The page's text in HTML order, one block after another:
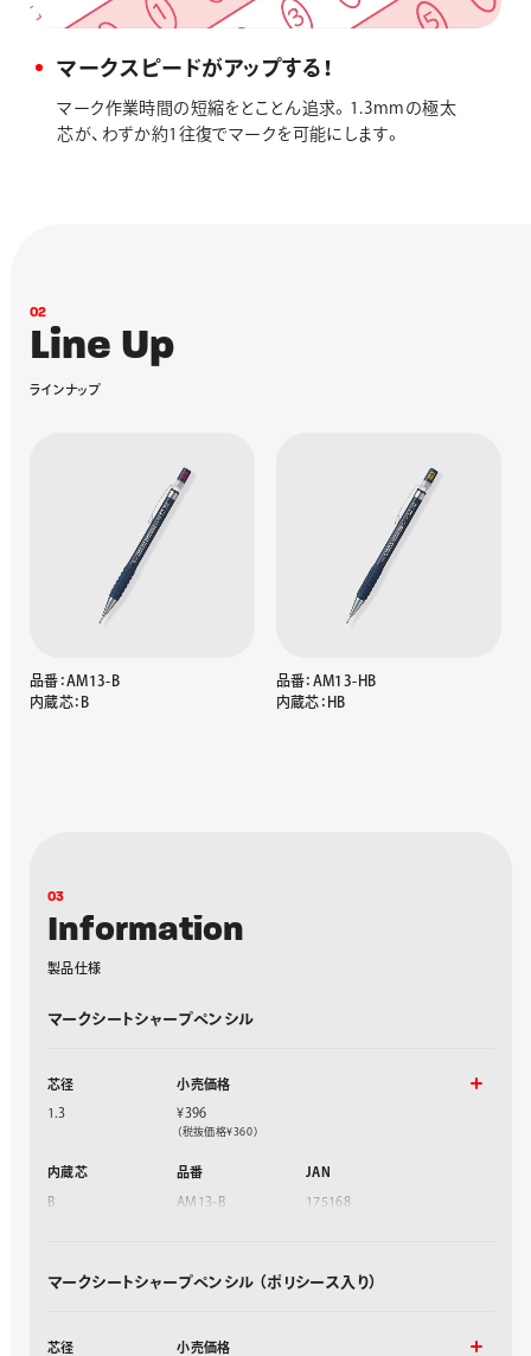
マークスピードがアップする！
マーク作業時間の短縮をとことん追求。1.3mmの極太
芯が、わずか約1往復でマークを可能にします。
02
Line Up
ラインナップ
品番：AM13-B
内蔵芯：B
品番：AM13-HB
内蔵芯：HB
03
Information
製品仕様
マークシートシャープペンシル
芯径
1.3
小売価格
¥396
（税抜価格¥360）
内蔵芯 品番 JAN
B AM13-B
175168
マークシートシャープペンシル （ポリシース入り）
芯径 小売価格